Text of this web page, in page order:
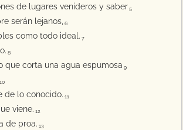
de lugares venideros y saber 5
serán lejanos, 6
como todo ideal. 7
8
que corta una agua espumosa 9
10
de lo conocido. 11
viene. 12
de proa. 13